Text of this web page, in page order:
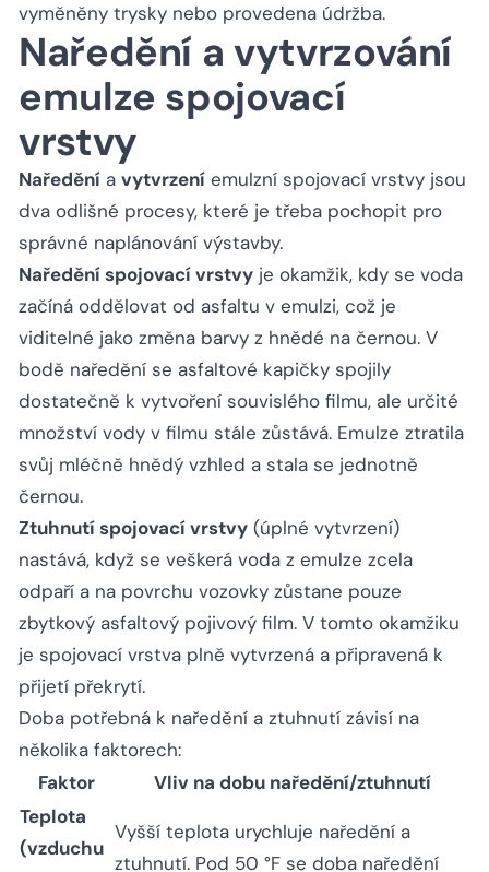
vyměněny trysky nebo provedena údržba.
Naředění a vytvrzování
emulze spojovací
vrstvy
Naředění a vytvrzení emulzní spojovací vrstvy jsou
dva odlišné procesy, které je třeba pochopit pro
správné naplánování výstavby.
Naředění spojovací vrstvy je okamžik, kdy se voda
začíná oddělovat od asfaltu v emulzi, což je
viditelné jako změna barvy z hnědé na černou. V
bodě naředění se asfaltové kapičky spojily
dostatečně k vytvoření souvislého filmu, ale určité
množství vody v filmu stále zůstává. Emulze ztratila
svůj mléčně hnědý vzhled a stala se jednotně
černou.
Ztuhnutí spojovací vrstvy (úplné vytvrzení)
nastává, když se veškerá voda z emulze zcela
odpaří a na povrchu vozovky zůstane pouze
zbytkový asfaltový pojivový film. V tomto okamžiku
je spojovací vrstva plně vytvrzená a připravená k
přijetí překrytí.
Doba potřebná k naředění a ztuhnutí závisí na
několika faktorech:
Faktor
Vliv na dobu naředění/ztuhnutí
Teplota
(vzduchu
Vyšší teplota urychluje naředění a
ztuhnutí. Pod 50 °F se doba naředění